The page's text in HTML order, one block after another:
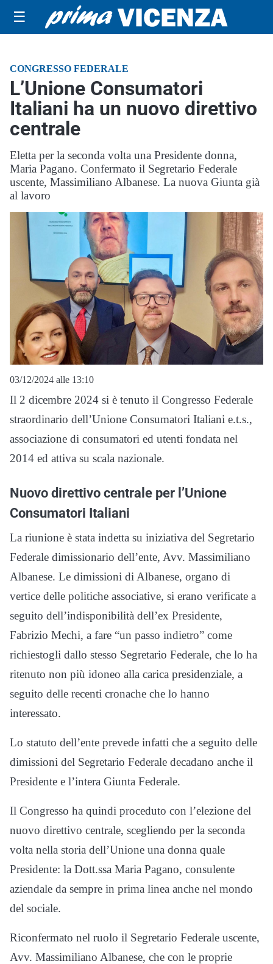
☰
CONGRESSO FEDERALE
L’Unione Consumatori
Italiani ha un nuovo direttivo
centrale
Eletta per la seconda volta una Presidente donna,
Maria Pagano. Confermato il Segretario Federale
uscente, Massimiliano Albanese. La nuova Giunta già
al lavoro
03/12/2024 alle 13:10
Il 2 dicembre 2024 si è tenuto il Congresso Federale
straordinario dell’Unione Consumatori Italiani e.t.s.,
associazione di consumatori ed utenti fondata nel
2014 ed attiva su scala nazionale.
Nuovo direttivo centrale per l’Unione
Consumatori Italiani
La riunione è stata indetta su iniziativa del Segretario
Federale dimissionario dell’ente, Avv. Massimiliano
Albanese. Le dimissioni di Albanese, organo di
vertice delle politiche associative, si erano verificate a
seguito dell’indisponibilità dell’ex Presidente,
Fabrizio Mechi, a fare “un passo indietro” come
richiestogli dallo stesso Segretario Federale, che lo ha
ritenuto non più idoneo alla carica presidenziale, a
seguito delle recenti cronache che lo hanno
interessato.
Lo statuto dell’ente prevede infatti che a seguito delle
dimissioni del Segretario Federale decadano anche il
Presidente e l’intera Giunta Federale.
Il Congresso ha quindi proceduto con l’elezione del
nuovo direttivo centrale, scegliendo per la seconda
volta nella storia dell’Unione una donna quale
Presidente: la Dott.ssa Maria Pagano, consulente
aziendale da sempre in prima linea anche nel mondo
del sociale.
Riconfermato nel ruolo il Segretario Federale uscente,
Avv. Massimiliano Albanese, che con le proprie